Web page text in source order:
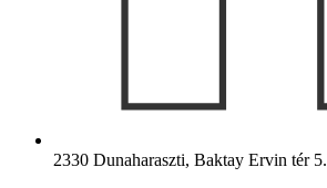
2330 Dunaharaszti, Baktay Ervin tér 5.